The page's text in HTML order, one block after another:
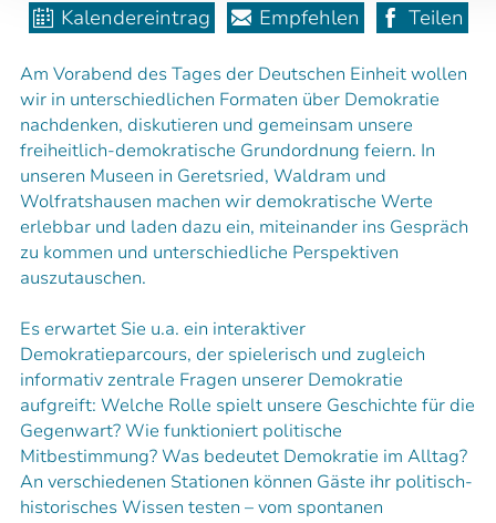
Kalendereintrag Empfehlen Teilen
Am Vorabend des Tages der Deutschen Einheit wollen
wir in unterschiedlichen Formaten über Demokratie
nachdenken, diskutieren und gemeinsam unsere
freiheitlich-demokratische Grundordnung feiern. In
unseren Museen in Geretsried, Waldram und
Wolfratshausen machen wir demokratische Werte
erlebbar und laden dazu ein, miteinander ins Gespräch
zu kommen und unterschiedliche Perspektiven
auszutauschen.
Es erwartet Sie u.a. ein interaktiver
Demokratieparcours, der spielerisch und zugleich
informativ zentrale Fragen unserer Demokratie
aufgreift: Welche Rolle spielt unsere Geschichte für die
Gegenwart? Wie funktioniert politische
Mitbestimmung? Was bedeutet Demokratie im Alltag?
An verschiedenen Stationen können Gäste ihr politisch-
historisches Wissen testen – vom spontanen